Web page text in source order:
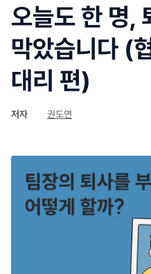
오늘도 한 명,
막았습니다 (
대리 편)
저자 권도연